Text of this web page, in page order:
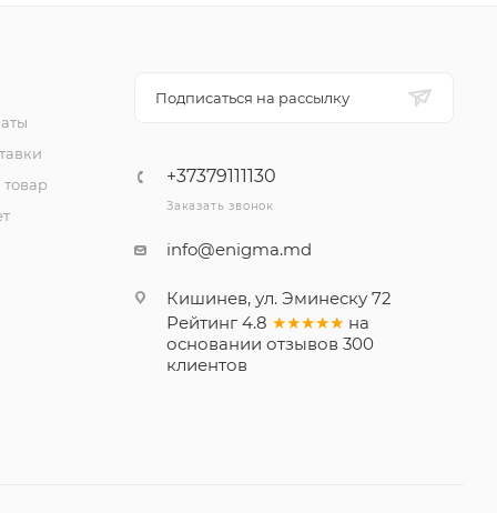
Подписаться на рассылку
+37379111130
Заказать звонок
info@enigma.md
Кишинев, ул. Эминеску 72
Рейтинг 4.8 ★★★★★ на
основании отзывов 300
клиентов